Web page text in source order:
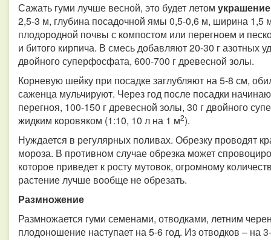
Сажать гуми лучше весной, это будет летом
2,5-3 м, глубина посадочной ямы 0,5-0,6 м, ширина 1,5
плодородной почвы с компостом или перегноем и
и битого кирпича. В смесь добавляют 20-30 г азотных
двойного суперфосфата, 600-700 г древесной золы.
Корневую шейку при посадке заглубляют на 5-8 см,
саженца мульчируют. Через год после посадки
перегноя, 100-150 г древесной золы, 30 г двойного
жидким коровяком (1:10, 10 л на 1 м2).
Нуждается в регулярных поливах. Обрезку проводят
мороза. В противном случае обрезка может
которое приведет к росту мутовок, огромному
растение лучше вообще не обрезать.
Размножение
Размножается гуми семенами, отводками, летним
плодоношение наступает на 5-6 год. Из отводков – на